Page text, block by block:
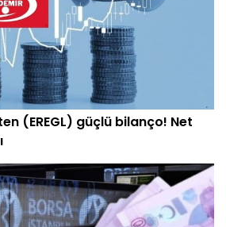
(EREGL) güçlü bilanço! Net